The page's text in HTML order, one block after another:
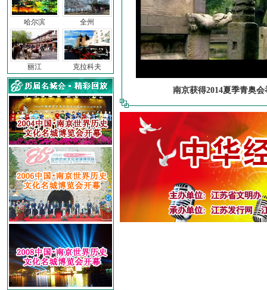
哈尔滨
丽江
全州
克拉科夫
南京获得2014夏季青奥会